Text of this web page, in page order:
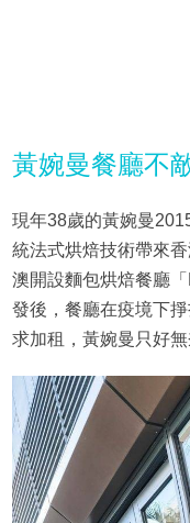
黃婉曼餐廳不
現年38歲的黃婉曼
統法式烘焙技術帶來
澳開設麵包烘焙餐廳
發後，餐廳在疫境下
求加租，黃婉曼只好無